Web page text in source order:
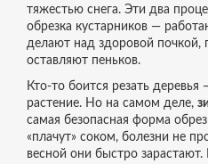
тяжестью снега. Эти два
обрезка кустарников —
делают над здоровой почкой,
оставляют пеньков.
Кто-то боится резать деревья
растение. Но на самом деле,
самая безопасная форма
«плачут» соком, болезни не
весной они быстро